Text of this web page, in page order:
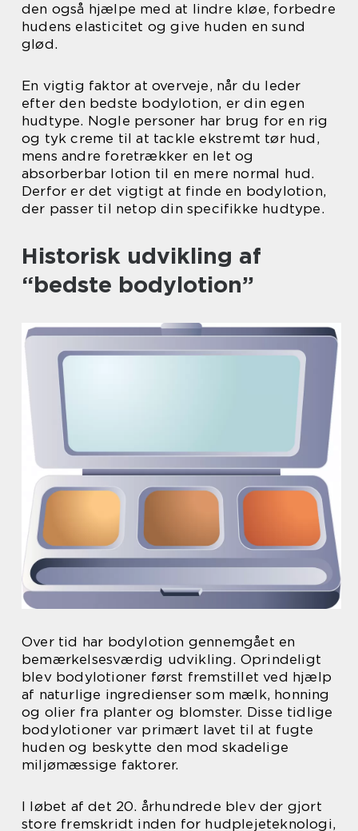
den også hjælpe med at lindre kløe, forbedre
hudens elasticitet og give huden en sund
glød.
En vigtig faktor at overveje, når du leder
efter den bedste bodylotion, er din egen
hudtype. Nogle personer har brug for en rig
og tyk creme til at tackle ekstremt tør hud,
mens andre foretrækker en let og
absorberbar lotion til en mere normal hud.
Derfor er det vigtigt at finde en bodylotion,
der passer til netop din specifikke hudtype.
Historisk udvikling af
“bedste bodylotion”
Over tid har bodylotion gennemgået en
bemærkelsesværdig udvikling. Oprindeligt
blev bodylotioner først fremstillet ved hjælp
af naturlige ingredienser som mælk, honning
og olier fra planter og blomster. Disse tidlige
bodylotioner var primært lavet til at fugte
huden og beskytte den mod skadelige
miljømæssige faktorer.
I løbet af det 20. århundrede blev der gjort
store fremskridt inden for hudplejeteknologi,